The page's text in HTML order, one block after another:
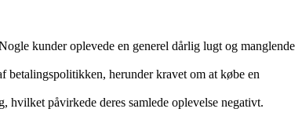
kunder oplevede en generel dårlig lugt og manglende
betalingspolitikken, herunder kravet om at købe en
hvilket påvirkede deres samlede oplevelse negativt.